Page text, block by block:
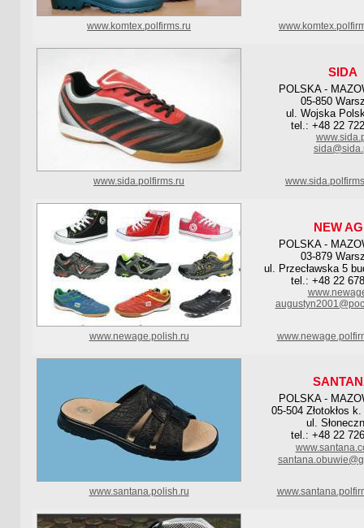
www.komtex.polfirms.ru
SIDA
POLSKA -
05-850
ul. Wojska
tel.: +48 22
www.sida.polfirms.ru
NEW
POLSKA -
03-879
ul. Przecławska 5
tel.: +48 22
www.newage.polish.ru
POLSKA -
05-504 Złotokłos
ul.
tel.: +48 22
www.santana.polish.ru